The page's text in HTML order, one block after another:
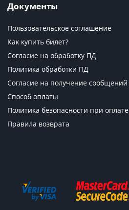
Документы
Пользовательское соглашение
Как купить билет?
Согласие на обработку ПД
Политика обработки ПД
Согласие на получение сообщений
Способ оплаты
Политика безопасности при оплате
Правила возврата